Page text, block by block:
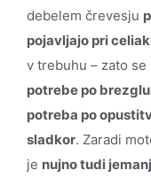
debelem črevesju
pojavljajo pri
v trebuhu – zato
potrebe po
potreba po
sladkor. Zaradi
je nujno tudi